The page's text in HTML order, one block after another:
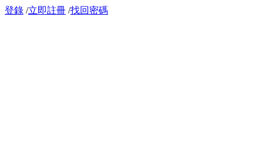
登錄 /立即註冊 /找回密碼